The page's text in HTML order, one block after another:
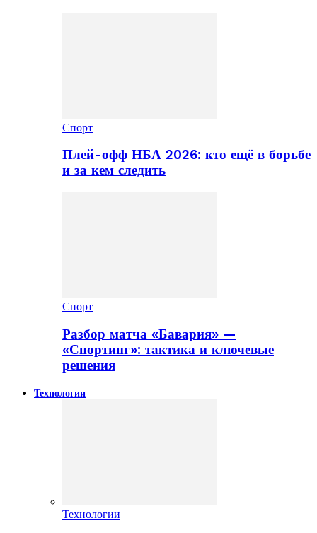
Спорт
Плей-офф НБА 2026: кто ещё в борьбе
и за кем следить
Спорт
Разбор матча «Бавария» —
«Спортинг»: тактика и ключевые
решения
Технологии
Технологии